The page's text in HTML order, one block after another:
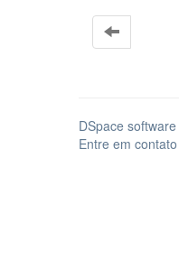
DSpace software
Entre em contato